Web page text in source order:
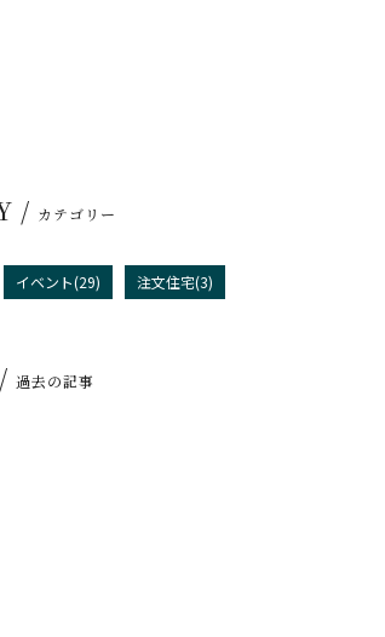
/ カテゴリー
イベント(29) 注文住宅(3)
過去の記事